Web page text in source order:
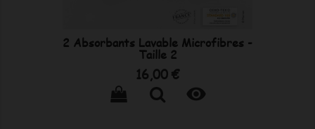
2 Absorbants Lavable Microfibres -
Taille 2
Prix
16,00 €
